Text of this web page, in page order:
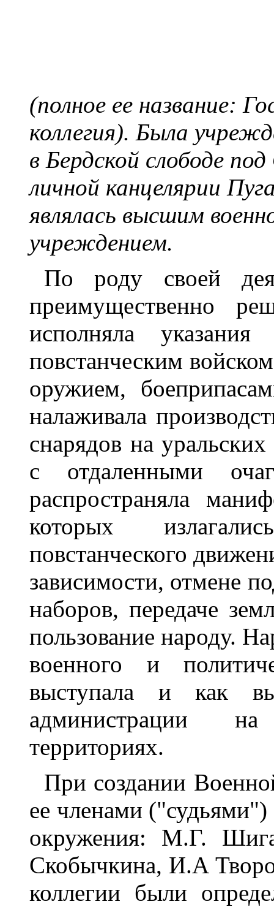
(полное ее название:
коллегия). Была
в Бердской слободе
личной канцелярии
являлась высшим
учреждением.
По роду своей
преимущественно
исполняла
повстанческим
оружием,
налаживала
снарядов на
с отдаленными
распространяла
которых
повстанческого
зависимости, отмене
наборов, передаче
пользование народу.
военного и
выступала и как
администрации
территориях.
При создании
ее членами
окружения: М.Г.
Скобычкина, И.А
коллегии были